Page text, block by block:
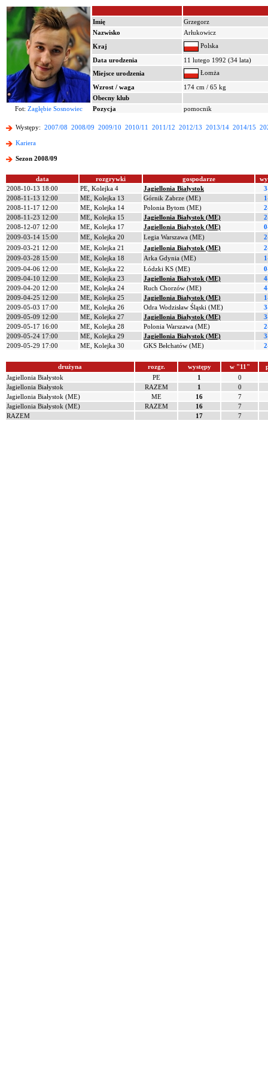
Imię
Grzegorz
Nazwisko
Arłukowicz
Kraj
Polska
Data urodzenia
11 lutego 1992 (34 lata)
Miejsce urodzenia
Łomża
Wzrost / waga
174 cm / 65 kg
Obecny klub
Fot: Zagłębie Sosnowiec Pozycja pomocnik
Występy: 2007/08 2008/09 2009/10 2010/11 2011/12 2012/13 2013/14 2014/15
Kariera
Sezon 2008/09
data rozgrywki gospodarze
2008-10-13 18:00
PE, Kolejka 4 Jagiellonia Białystok
2008-11-13 12:00
ME, Kolejka 13 Górnik Zabrze (ME)
2008-11-17 12:00
ME, Kolejka 14 Polonia Bytom (ME)
2008-11-23 12:00
ME, Kolejka 15 Jagiellonia Białystok (ME)
2008-12-07 12:00
ME, Kolejka 17 Jagiellonia Białystok (ME)
2009-03-14 15:00
ME, Kolejka 20 Legia Warszawa (ME)
2009-03-21 12:00
ME, Kolejka 21 Jagiellonia Białystok (ME)
2009-03-28 15:00
ME, Kolejka 18 Arka Gdynia (ME)
2009-04-06 12:00
ME, Kolejka 22 Łódzki KS (ME)
2009-04-10 12:00
ME, Kolejka 23 Jagiellonia Białystok (ME)
2009-04-20 12:00
ME, Kolejka 24 Ruch Chorzów (ME)
2009-04-25 12:00
ME, Kolejka 25 Jagiellonia Białystok (ME)
2009-05-03 17:00
ME, Kolejka 26 Odra Wodzisław Śląski (ME)
2009-05-09 12:00
ME, Kolejka 27 Jagiellonia Białystok (ME)
2009-05-17 16:00
ME, Kolejka 28 Polonia Warszawa (ME)
2009-05-24 17:00
ME, Kolejka 29 Jagiellonia Białystok (ME)
2009-05-29 17:00
ME, Kolejka 30 GKS Bełchatów (ME)
drużyna rozgr. występy w "11"
Jagiellonia Białystok
PE 1
0
Jagiellonia Białystok
RAZEM 1
0
Jagiellonia Białystok (ME)
ME 16
7
Jagiellonia Białystok (ME)
RAZEM 16
7
RAZEM
17 7